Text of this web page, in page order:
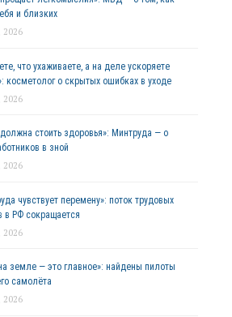
и близких
2026
что ухаживаете, а на деле ускоряете
косметолог о скрытых ошибках в уходе
2026
стоить здоровья»: Минтруда — о
в зной
2026
чувствует перемену»: поток трудовых
в РФ сокращается
2026
земле — это главное»: найдены пилоты
самолёта
2026